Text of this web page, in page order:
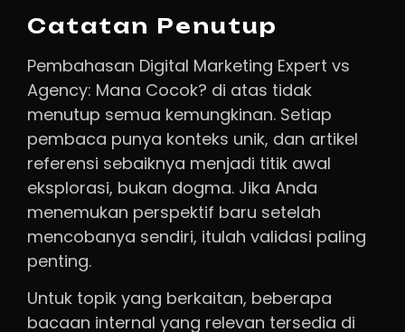
Catatan Penutup
Pembahasan Digital Marketing Expert vs
Agency: Mana Cocok? di atas tidak
menutup semua kemungkinan. Setiap
pembaca punya konteks unik, dan artikel
referensi sebaiknya menjadi titik awal
eksplorasi, bukan dogma. Jika Anda
menemukan perspektif baru setelah
mencobanya sendiri, itulah validasi paling
penting.
Untuk topik yang berkaitan, beberapa
bacaan internal yang relevan tersedia di